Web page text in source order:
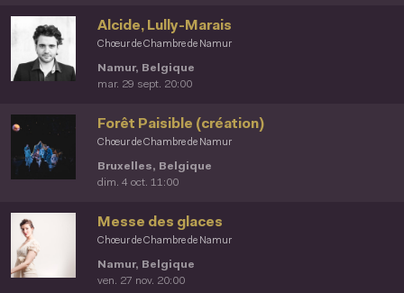
Chœur de Chambre de Namur
Alcide, Lully-Marais
Namur, Belgique
mar. 29 sept. 20:00
Chœur de Chambre de Namur
Forêt Paisible (création)
Bruxelles, Belgique
dim. 4 oct. 11:00
Chœur de Chambre de Namur
Messe des glaces
Namur, Belgique
ven. 27 nov. 20:00